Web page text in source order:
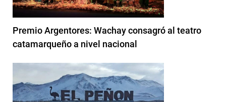
Premio Argentores: Wachay consagró al teatro
catamarqueño a nivel nacional